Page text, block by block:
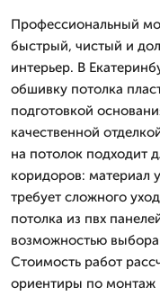
Профессиональный
быстрый, чистый и
интерьер. В
обшивку потолка
подготовкой
качественной
на потолок подходит
коридоров: материал
требует сложного
потолка из пвх
возможностью
Стоимость работ
ориентиры по монтаж